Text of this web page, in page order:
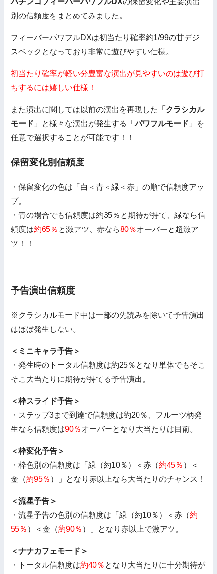
パチンコフィーバーパワフルDXの保留変化や主要演出
別の信頼度をまとめてみました。
フィーバーパワフルDXは初当たり確率約1/99の甘デジ
スペックとなっており非常に遊びやすい仕様。
初当たり確率が軽い分豊富な演出が見やすいのは遊び打
ちするには嬉しい仕様！
また演出に関しては以前の演出を再現した
「クラシカル
モード 」と様々な演出が発生する「パワフルモード 」を
任意で選択することが可能です！！
保留変化別信頼度
・保留変化の色は「白＜青＜緑＜赤」の順で信頼度アッ
プ。
・青の場合でも信頼度は約35％と期待が持て、緑なら信
頼度は約65％ と激アツ、赤なら80％オーバーと超激ア
ツ！！
予告演出信頼度
※クラシカルモード中は一部の先読みを除いて予告演出
はほぼ発生しない。
＜ミニキャラ予告＞
・発生時のトータル信頼度は約25％となり単体でもそこ
そこ大当たりに期待が持てる予告演出。
＜枠スライド予告＞
・ステップ3まで到達で信頼度は約20％、フルーツ柄発
生なら信頼度は90％オーバーとなり大当たりは目前。
＜枠変化予告＞
・枠色別の信頼度は「緑（約10％）＜赤（約45％ ）＜
金（約95％ ）」となり赤以上なら大当たりのチャンス！
＜流星予告＞
・流星予告の色別の信頼度は「緑（約10％）＜赤（約
55％ ）＜金（約90％ ）」となり赤以上で激アツ。
＜ナナカフェモード＞
・トータル信頼度は約40％ となり大当たりに十分期待が